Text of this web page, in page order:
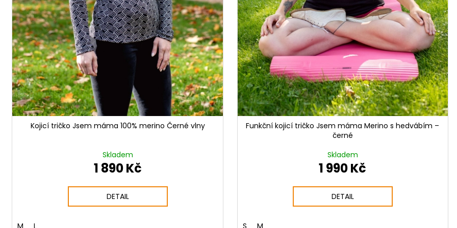
Kojicí tričko Jsem máma 100% merino Černé vlny
Skladem
1 890 Kč
DETAIL
Funkční kojicí tričko Jsem máma Merino s hedvábím –
černé
Skladem
1 990 Kč
DETAIL